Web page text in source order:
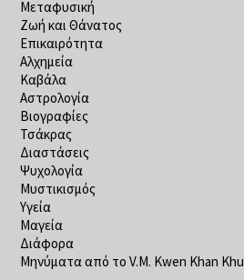
Μεταφυσική
Ζωή και Θάνατος
Επικαιρότητα
Αλχημεία
Καβάλα
Αστρολογία
Βιογραφίες
Τσάκρας
Διαστάσεις
Ψυχολογία
Μυστικισμός
Υγεία
Μαγεία
Διάφορα
Μηνύματα από το V.M. Kwen Khan Khu